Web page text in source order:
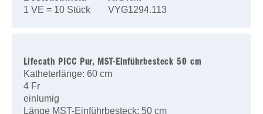
1 VE = 10 Stück
VYG1294.113
Lifecath PICC Pur, MST-Einführbesteck 50 cm
Katheterlänge: 60 cm
4 Fr
einlumig
Länge MST-Einführbesteck: 50 cm